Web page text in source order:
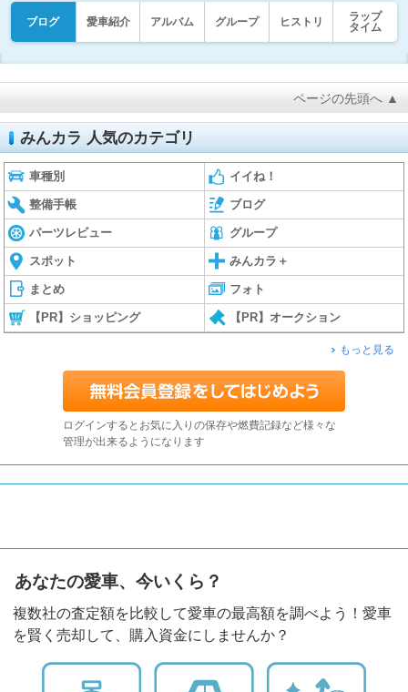
ブログ 愛車紹介 アルバム グループ ヒストリ
ラップ
タイム
ページの先頭へ ▲
みんカラ 人気のカテゴリ
車種別 イイね！
整備手帳 ブログ
パーツレビュー グループ
スポット みんカラ＋
まとめ フォト
【PR】ショッピング 【PR】オークション
もっと見る
ログインするとお気に入りの保存や燃費記録など様々な
管理が出来るようになります
あなたの愛車、今いくら？
複数社の査定額を比較して愛車の最高額を調べよう！愛車
を賢く売却して、購入資金にしませんか？